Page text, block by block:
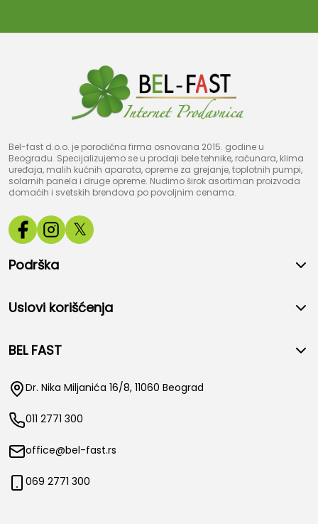
Bel-fast d.o.o. je porodična firma osnovana 2015. godine u
Beogradu. Specijalizujemo se u prodaji bele tehnike, računara, klima
uređaja, malih kućnih aparata, opreme za grejanje, toplotnih pumpi,
solarnih panela i druge opreme. Nudimo širok asortiman proizvoda
domaćih i svetskih brendova po povoljnim cenama.
𝕏
Podrška
Uslovi korišćenja
BEL FAST
Dr. Nika Miljanića 16/8, 11060 Beograd
011 2771 300
office@bel-fast.rs
069 2771 300